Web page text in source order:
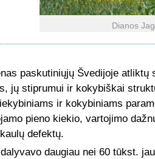
Dianos
paskutiniųjų Švedijoje
jų stiprumui ir kokybiškai
ir kokybiniams
pieno kiekio, vartojimo
defektų.
daugiau nei 60 tūkst.